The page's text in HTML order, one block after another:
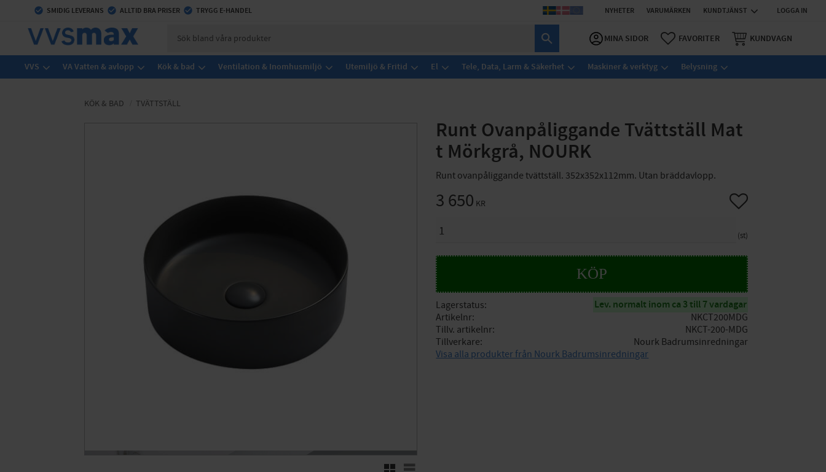
check_circle SMIDIG LEVERANS check_circle ALLTID BRA PRISER check_circle TRYGG E-HANDEL NYHETER VARUMÄRKEN KUNDTJÄNST LOGGA IN
MINA SIDOR FAVORITER KUNDVAGN
VVS VA Vatten & avlopp Kök & bad Ventilation & Inomhusmiljö Utemiljö & Fritid El Tele, Data, Larm & Säkerhet Maskiner & verktyg Belysning
KÖK & BAD TVÄTTSTÄLL
Runt Ovanpåliggande Tvättställ Mat
t Mörkgrå, NOURK
Runt ovanpåliggande tvättställ. 352x352x112mm. Utan bräddavlopp.
Rutnätsvy
Listvy
3 650 KR
st
KÖP
Lägg till i favoriter
Lagerstatus Lev. normalt inom ca 3 till 7 vardagar
Artikelnr
NKCT200MDG
Tillv. artikelnr
NKCT-200-MDG
Tillverkare
Nourk Badrumsinredningar
Visa alla produkter från Nourk Badrumsinredningar